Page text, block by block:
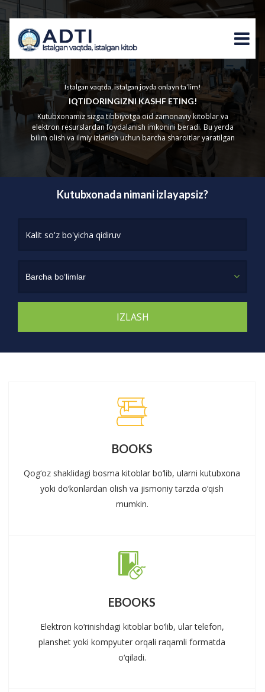
Istalgan vaqtda, istalgan joyda onlayn ta’lim!
IQTIDORINGIZNI KASHF ETING!
Kutubxonamiz sizga tibbiyotga oid zamonaviy kitoblar va
elektron resurslardan foydalanish imkonini beradi. Bu yerda
bilim olish va ilmiy izlanish uchun barcha sharoitlar yaratilgan
Kutubxonada nimani izlayapsiz?
Barcha bo‘limlar
BOOKS
Qog‘oz shaklidagi bosma kitoblar bo‘lib, ularni kutubxona
yoki do‘konlardan olish va jismoniy tarzda o‘qish
mumkin.
EBOOKS
Elektron ko‘rinishdagi kitoblar bo‘lib, ular telefon,
planshet yoki kompyuter orqali raqamli formatda
o‘qiladi.